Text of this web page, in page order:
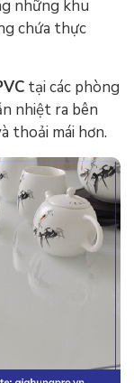
những khu
chứa thực
tại các phòng
nhiệt ra bên
thoải mái hơn.